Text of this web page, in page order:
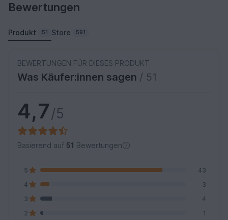
Bewertungen
Produkt 51 Store 591
BEWERTUNGEN FÜR DIESES PRODUKT
Was Käufer:innen sagen / 51
4,7/5
Basierend auf 51 Bewertungen
5
43
4
3
3
4
2
1